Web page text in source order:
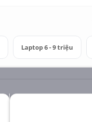
Laptop 6 - 9 triệu